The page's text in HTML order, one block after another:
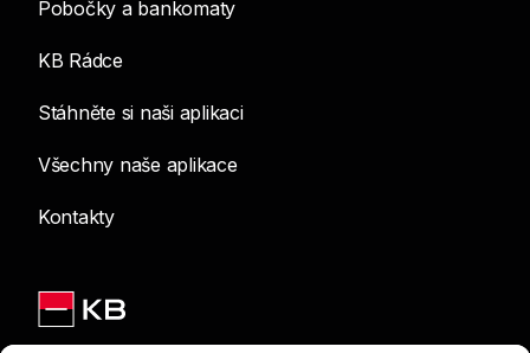
Pobočky a bankomaty
KB Rádce
Stáhněte si naši aplikaci
Všechny naše aplikace
Kontakty